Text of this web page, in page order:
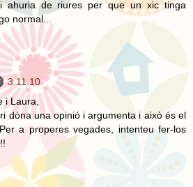
ahuria de riures per que un xic tinga
normal...
3.11.10
i Laura,
dóna una opinió i argumenta i això és el
a properes vegades, intenteu fer-los